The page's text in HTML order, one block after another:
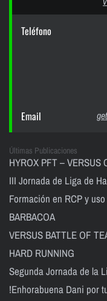
Teléfono
Email
Últimas Publicaciones
HYROX PFT – VERSUS
III Jornada de Liga de
Formación en RCP y
BARBACOA
VERSUS BATTLE OF
HARD RUNNING
Segunda Jornada de la
!Enhorabuena Dani por